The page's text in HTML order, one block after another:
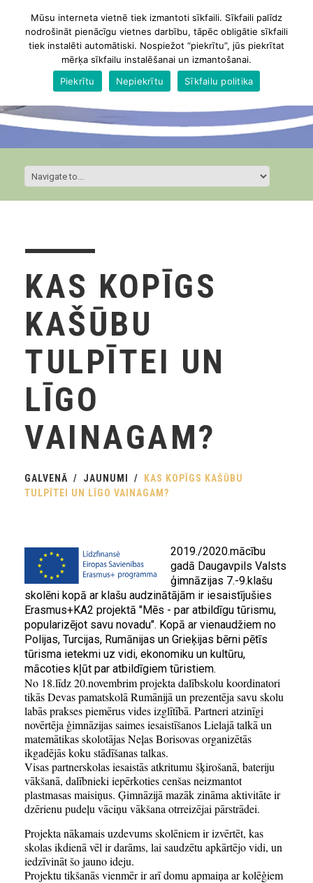
KAS KOPĪGS
KAŠŪBU
TULPĪTEI UN
LĪGO
VAINAGAM?
GALVENĀ JAUNUMI
KAS KOPĪGS KAŠŪBU
TULPĪTEI UN LĪGO VAINAGAM?
2019./2020.mācību
gadā Daugavpils Valsts
ģimnāzijas 7.-9.klašu
skolēni kopā ar klašu audzinātājām ir iesaistījušies
Erasmus+KA2 projektā "Mēs - par atbildīgu tūrismu,
popularizējot savu novadu". Kopā ar vienaudžiem no
Polijas, Turcijas, Rumānijas un Grieķijas bērni pētīs
tūrisma ietekmi uz vidi, ekonomiku un kultūru,
mācoties kļūt par atbildīgiem tūristiem.
No 18.līdz 20.novembrim projekta dalībskolu koordinatori
tikās Devas pamatskolā Rumānijā un prezentēja savu skolu
labās prakses piemērus vides izglītībā. Partneri atzinīgi
novērtēja ģimnāzijas saimes iesaistīšanos Lielajā talkā un
matemātikas skolotājas Neļas Borisovas organizētās
ikgadējās koku stādīšanas talkas.
Visas partnerskolas iesaistās atkritumu šķirošanā, bateriju
vākšanā, dalībnieki iepērkoties cenšas neizmantot
plastmasas maisiņus. Ģimnāzijā mazāk zināma aktivitāte ir
dzērienu pudeļu vāciņu vākšana otrreizējai pārstrādei.
Projekta nākamais uzdevums skolēniem ir izvērtēt, kas
skolas ikdienā vēl ir darāms, lai saudzētu apkārtējo vidi, un
iedzīvināt šo jauno ideju.
Projektu tikšanās vienmēr ir arī domu apmaiņa ar kolēģiem
Mūsu interneta vietnē tiek izmantoti sīkfaili. Sīkfaili palīdz
nodrošināt pienācīgu vietnes darbību, tāpēc obligātie sīkfaili
tiek instalēti automātiski. Nospiežot “piekrītu”, jūs piekrītat
mērķa sīkfailu instalēšanai un izmantošanai.
Piekrītu
Nepiekrītu Sīkfailu politika